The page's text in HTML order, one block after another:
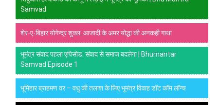
Samvad
शेर-ए-बिहार योगेन्द्र शुक्ल: आजादी के अमर योद्धा की अनकही गाथा
भूमंत्र संवाद पहला एपिसोड: संवाद से समाज बदलेगा | Bhumantar
Samvad Episode 1
भूमिहार ब्राहमण वर – वधु की तलाश के लिए भूमंत्र विवाह डॉट कॉम लॉन्च